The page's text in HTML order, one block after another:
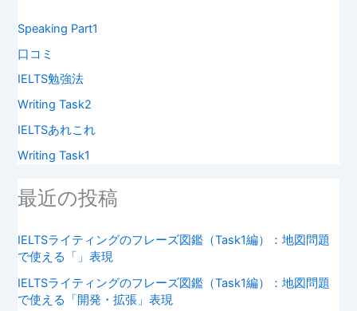
Speaking Part1
口コミ
IELTS勉強法
Writing Task2
IELTSあれこれ
Writing Task1
最近の投稿
IELTSライティングのフレーズ図鑑（Task1編）：地図問題
で使える「」表現
IELTSライティングのフレーズ図鑑（Task1編）：地図問題
で使える「開発・拡張」表現